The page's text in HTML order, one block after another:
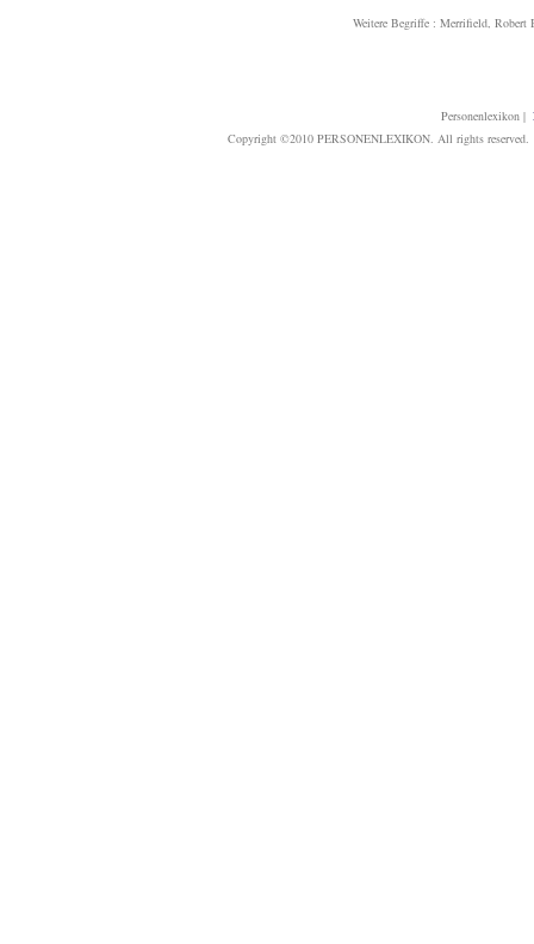
Weitere Begriffe : Merrifield, Robert
Personenlexikon|
Copyright ©2010 PERSONENLEXIKON. All rights